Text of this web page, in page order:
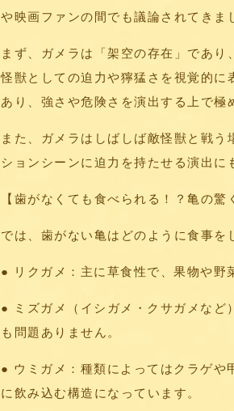
や映画ファンの間でも議論されてきま
まず、ガメラは「架空の存在」であ
怪獣としての迫力や獰猛さを視覚的
あり、強さや危険さを演出する上で極
また、ガメラはしばしば敵怪獣と戦
ションシーンに迫力を持たせる演出に
【歯がなくても食べられる！？亀の驚
では、歯がない亀はどのように食事を
● リクガメ：主に草食性で、果物や野
● ミズガメ（イシガメ・クサガメなど
も問題ありません。
● ウミガメ：種類によってはクラゲや
に飲み込む構造になっています。